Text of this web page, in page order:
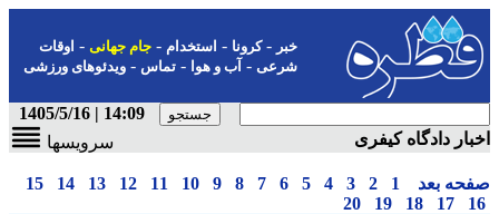
-کرونا-استخدام- جام جهانی-اوقات
شرعی-آب و هوا-تماس-ویدئوهای ورزشی
14:09 | 1405/5/16
دادگاه کیفری
سرویسها
بعد 1
2
3
4
5
6
7
8
9
10
11
12
13
14
15
17
18
19
20